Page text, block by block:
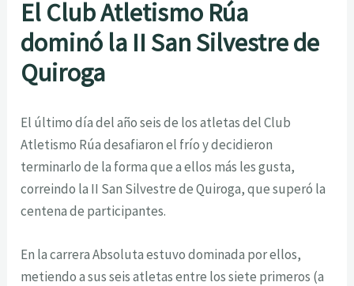
El Club Atletismo Rúa
dominó la II San Silvestre de
Quiroga
El último día del año seis de los atletas del Club
Atletismo Rúa desafiaron el frío y decidieron
terminarlo de la forma que a ellos más les gusta,
correindo la II San Silvestre de Quiroga, que superó la
centena de participantes.
En la carrera Absoluta estuvo dominada por ellos,
metiendo a sus seis atletas entre los siete primeros (a